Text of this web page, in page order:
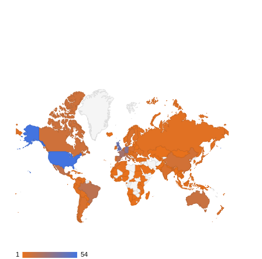
11 54
54